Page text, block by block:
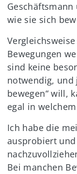
wie sie sich
Bewegungen
sind keine
notwendig, und
bewegen“ will,
egal in
Ich habe die
ausprobiert
Bei manchen